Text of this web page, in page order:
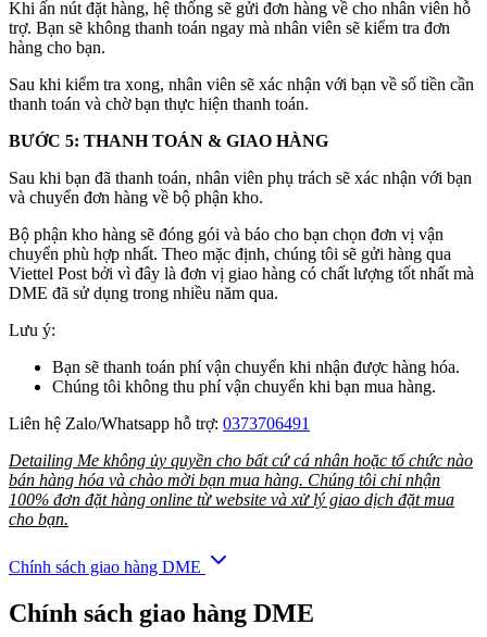
Khi ấn nút đặt hàng, hệ thống sẽ gửi đơn hàng về cho nhân viên hỗ
trợ. Bạn sẽ không thanh toán ngay mà nhân viên sẽ kiểm tra đơn
hàng cho bạn.
Sau khi kiểm tra xong, nhân viên sẽ xác nhận với bạn về số tiền cần
thanh toán và chờ bạn thực hiện thanh toán.
BƯỚC 5: THANH TOÁN & GIAO HÀNG
Sau khi bạn đã thanh toán, nhân viên phụ trách sẽ xác nhận với bạn
và chuyển đơn hàng về bộ phận kho.
Bộ phận kho hàng sẽ đóng gói và báo cho bạn chọn đơn vị vận
chuyển phù hợp nhất. Theo mặc định, chúng tôi sẽ gửi hàng qua
Viettel Post bởi vì đây là đơn vị giao hàng có chất lượng tốt nhất mà
DME đã sử dụng trong nhiều năm qua.
Lưu ý:
Bạn sẽ thanh toán phí vận chuyển khi nhận được hàng hóa.
Chúng tôi không thu phí vận chuyển khi bạn mua hàng.
Liên hệ Zalo/Whatsapp hỗ trợ: 0373706491
Detailing Me không ủy quyền cho bất cứ cá nhân hoặc tổ chức nào
bán hàng hóa và chào mời bạn mua hàng. Chúng tôi chỉ nhận
100% đơn đặt hàng online từ website và xử lý giao dịch đặt mua
cho bạn.
Chính sách giao hàng DME
Chính sách giao hàng DME